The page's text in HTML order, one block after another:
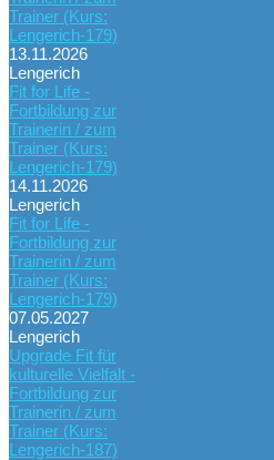
Trainer (Kurs:
Lengerich-179)
13.11.2026
Lengerich
Fit for Life -
Fortbildung zur
Trainerin / zum
Trainer (Kurs:
Lengerich-179)
14.11.2026
Lengerich
Fit for Life -
Fortbildung zur
Trainerin / zum
Trainer (Kurs:
Lengerich-179)
07.05.2027
Lengerich
Upgrade Fit für
kulturelle Vielfalt -
Fortbildung zur
Trainerin / zum
Trainer (Kurs:
Lengerich-187)